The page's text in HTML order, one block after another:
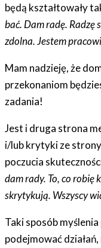
będą kształtowały
bać. Dam radę. Radzę
zdolna. Jestem
Mam nadzieję, że
przekonaniom
zadania!
Jest i druga strona
i/lub krytyki ze
poczucia
dam rady. To, co robię
skrytykują. Wszyscy
Taki sposób
podejmować